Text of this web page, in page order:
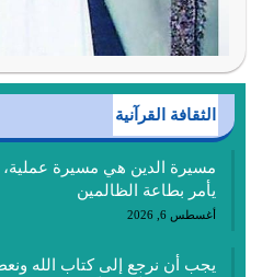
الثقافة القرآنية
مسيرة الدين هي مسيرة عملية،
يأمر بطاعة الظالمين
أغسطس 6, 2026
يجب أن نرجع إلى كتاب الله